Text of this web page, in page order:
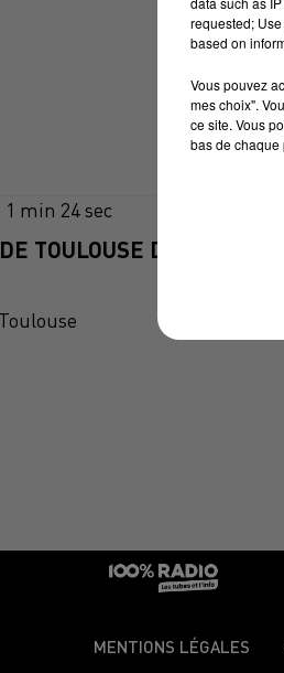
min 24 sec
TOULOUSE DU 20/05/
MENTIONS LÉGALES
requested;
based on
Vous pouvez
mes choix".
ce site. Vous
bas de chaque